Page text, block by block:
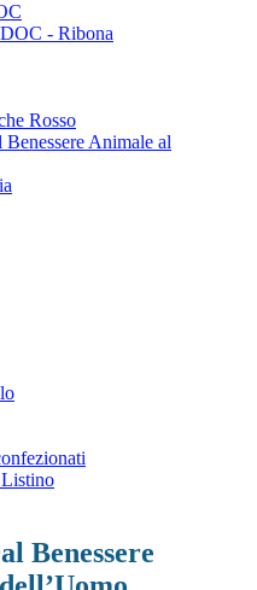
- Ribona
Rosso
Animale al
Benessere